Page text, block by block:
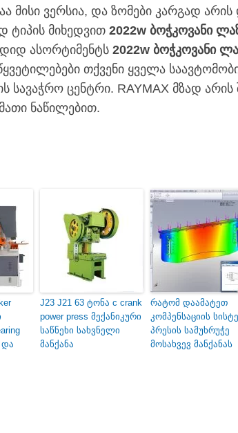
მისი ვერსია, და ზომები კარგად არის
ტიპის მიხედვით 2022w ბოჭკოვანი
ასორტიმენტს 2022w ბოჭკოვანი
თქვენი ყველა
სავაჭრო ცენტრი. RAYMAX მზად
ნაწილებით.
და
J23 J21 63 ტონა c crank
power press მექანიკური
საწნეხი სახვნელი
მანქანა
რატომ დაამატეთ
კომპენსაციის
პრესის სამუხრუჭე
მოსახვევ მანქანას